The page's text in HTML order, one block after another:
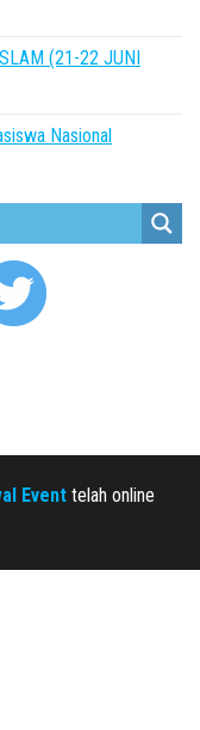
(21-22 JUNI
Nasional
Event telah online